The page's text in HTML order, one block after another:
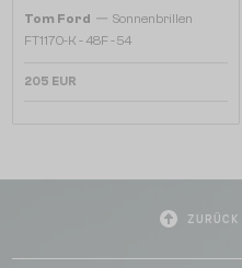
Tom Ford — Sonnenbrillen
FT1170-K - 48F - 54
205 EUR